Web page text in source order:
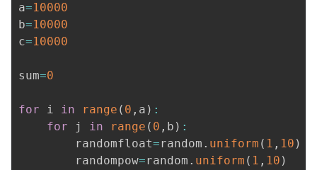
a=10000
b=10000
c=10000
sum=0
for i in range ( 0 , a ) :
for j in range ( 0 , b ) :
        randomfloat
=random . uniform ( 1 , 10 )
        randompow
=random . uniform ( 1 , 10 )